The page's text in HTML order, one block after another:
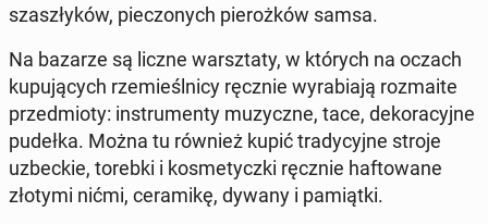
sza­szłyków, piec­zonych pierożków samsa.
Na bazarze są liczne warsz­taty, w których na oczach
kupu­ją­cych rzemieśl­ni­cy ręcznie wyra­bi­a­ją roz­maite
przed­mio­ty: in­stru­men­ty muzy­czne, tace, deko­ra­cyjne
pudełka. Można tu również kupić trady­cyjne stroje
uzbeck­ie, torebki i kos­me­ty­cz­ki ręcznie haftowane
złotymi nićmi, ce­ramikę, dywany i pamiąt­ki.